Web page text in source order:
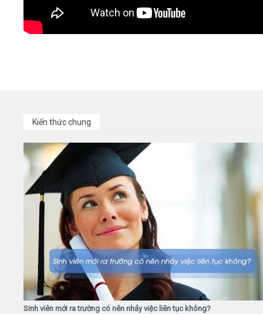
Kiến thức chung
Sinh viên mới ra trường có nên nhảy việc liên tục không?